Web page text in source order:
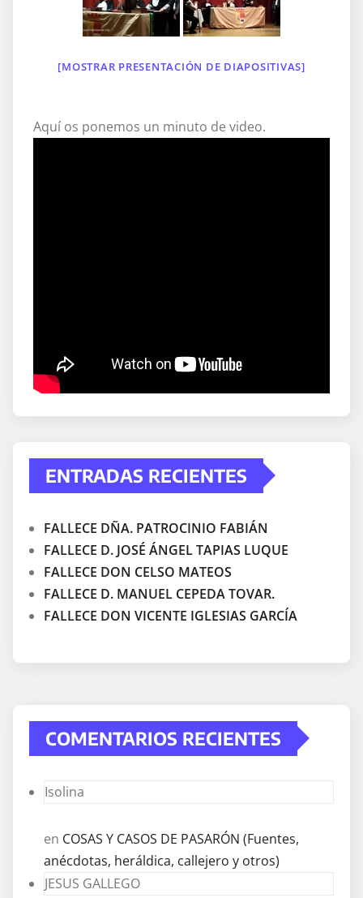
[MOSTRAR PRESENTACIÓN DE DIAPOSITIVAS]
Aquí os ponemos un minuto de video.
ENTRADAS RECIENTES
FALLECE DÑA. PATROCINIO FABIÁN
FALLECE D. JOSÉ ÁNGEL TAPIAS LUQUE
FALLECE DON CELSO MATEOS
FALLECE D. MANUEL CEPEDA TOVAR.
FALLECE DON VICENTE IGLESIAS GARCÍA
COMENTARIOS RECIENTES
Isolina
en COSAS Y CASOS DE PASARÓN (Fuentes,
anécdotas, heráldica, callejero y otros)
JESUS GALLEGO